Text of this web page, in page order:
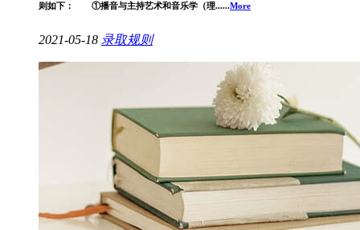
则如下： ①播音与主持艺术和音乐学（理......More
2021-05-18 录取规则